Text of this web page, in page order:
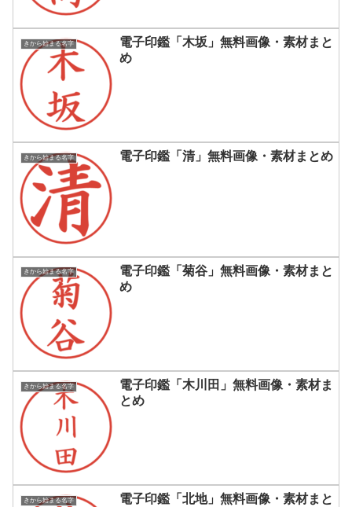
きから始まる名字
電子印鑑「木坂」無料画像・素材まと
め
きから始まる名字 電子印鑑「清」無料画像・素材まとめ
きから始まる名字
電子印鑑「菊谷」無料画像・素材まと
め
きから始まる名字
電子印鑑「木川田」無料画像・素材ま
とめ
きから始まる名字
電子印鑑「北地」無料画像・素材まと